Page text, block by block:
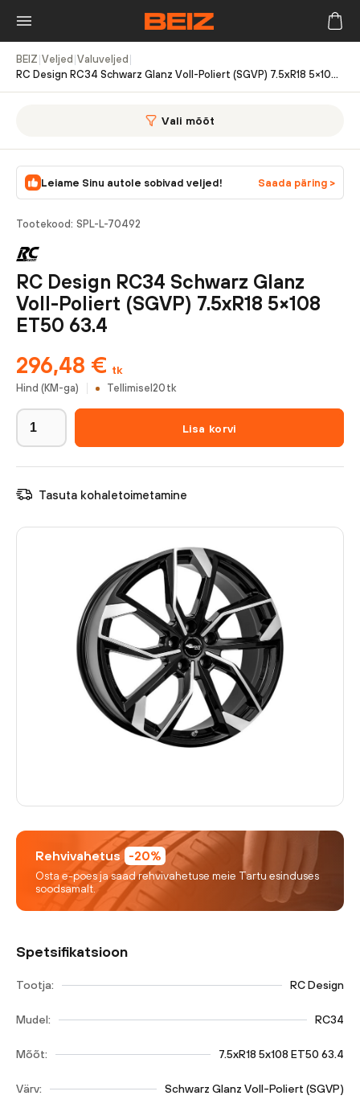
BEIZ Veljed Valuveljed
RC Design RC34 Schwarz Glanz Voll-Poliert (SGVP) 7.5xR18 5×108 ET50 63.4
Vali mõõt
Rehvivahetus -20%
Osta e-poes ja saad rehvivahetuse meie Tartu esinduses
soodsamalt.
Spetsifikatsioon
Tootja: RC Design
Mudel: RC34
Mõõt: 7.5xR18 5x108 ET50 63.4
Värv: Schwarz Glanz Voll-Poliert (SGVP)
Tootekood: SPL-L-70492
RC Design RC34 Schwarz Glanz
Voll-Poliert (SGVP) 7.5xR18 5×108
ET50 63.4
296,48 € tk
Hind (KM-ga) Tellimisel 20 tk
Lisa korvi
Tasuta kohaletoimetamine
Leiame Sinu autole sobivad veljed! Saada päring >